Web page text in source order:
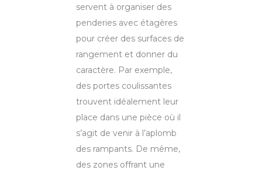
servent à organiser des
penderies avec étagères
pour créer des surfaces de
rangement et donner du
caractère. Par exemple,
des portes coulissantes
trouvent idéalement leur
place dans une pièce où il
s’agit de venir à l’aplomb
des rampants. De même,
des zones offrant une